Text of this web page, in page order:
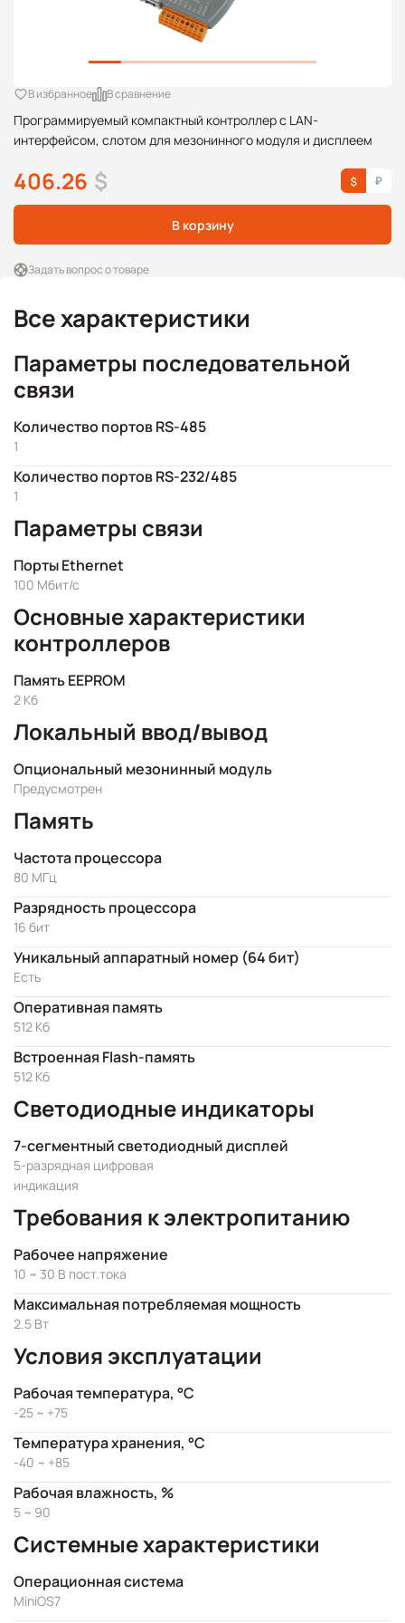
Программируемый компактный контроллер c LAN-
интерфейсом, слотом для мезонинного модуля и дисплеем
В избранное В сравнение
406.26 $
В корзину
Задать вопрос о товаре
Все характеристики
Параметры последовательной
связи
Количество портов RS-485
1
Количество портов RS-232/485
1
Параметры связи
Порты Ethernet
100 Мбит/с
Основные характеристики
контроллеров
Память EEPROM
2 Кб
Локальный ввод/вывод
Опциональный мезонинный модуль
Предусмотрен
Память
Частота процессора
80 МГц
Разрядность процессора
16 бит
Уникальный аппаратный номер (64 бит)
Есть
Оперативная память
512 Кб
Встроенная Flash-память
512 Кб
Светодиодные индикаторы
7-сегментный светодиодный дисплей
5-разрядная цифровая
индикация
Требования к электропитанию
Рабочее напряжение
10 ~ 30 В пост.тока
Максимальная потребляемая мощность
2.5 Вт
Условия эксплуатации
Рабочая температура, °C
-25 ~ +75
Температура хранения, °C
-40 ~ +85
Рабочая влажность, %
5 ~ 90
Системные характеристики
Операционная система
MiniOS7